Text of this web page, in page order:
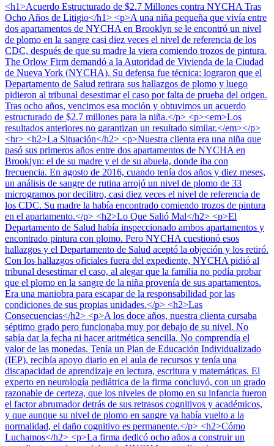
<h1>Acuerdo Estructurado de $2.7 Millones contra NYCHA Tras
Ocho Años de Litigio</h1> <p>A una niña pequeña que vivía entre
dos apartamentos de NYCHA en Brooklyn se le encontró un nivel
de plomo en la sangre casi diez veces el nivel de referencia de los
CDC, después de que su madre la viera comiendo trozos de pintura.
The Orlow Firm demandó a la Autoridad de Vivienda de la Ciudad
de Nueva York (NYCHA). Su defensa fue técnica: lograron que el
Departamento de Salud retirara sus hallazgos de plomo y luego
pidieron al tribunal desestimar el caso por falta de prueba del origen.
Tras ocho años, vencimos esa moción y obtuvimos un acuerdo
estructurado de $2.7 millones para la niña.</p> <p><em>Los
resultados anteriores no garantizan un resultado similar.</em></p>
<hr> <h2>La Situación</h2> <p>Nuestra clienta era una niña que
pasó sus primeros años entre dos apartamentos de NYCHA en
Brooklyn: el de su madre y el de su abuela, donde iba con
frecuencia. En agosto de 2016, cuando tenía dos años y diez meses,
un análisis de sangre de rutina arrojó un nivel de plomo de 33
microgramos por decilitro, casi diez veces el nivel de referencia de
los CDC. Su madre la había encontrado comiendo trozos de pintura
en el apartamento.</p> <h2>Lo Que Salió Mal</h2> <p>El
Departamento de Salud había inspeccionado ambos apartamentos y
encontrado pintura con plomo. Pero NYCHA cuestionó esos
hallazgos y el Departamento de Salud aceptó la objeción y los retiró.
Con los hallazgos oficiales fuera del expediente, NYCHA pidió al
tribunal desestimar el caso, al alegar que la familia no podía probar
que el plomo en la sangre de la niña provenía de sus apartamentos.
Era una maniobra para escapar de la responsabilidad por las
condiciones de sus propias unidades.</p> <h2>Las
Consecuencias</h2> <p>A los doce años, nuestra clienta cursaba
séptimo grado pero funcionaba muy por debajo de su nivel. No
sabía dar la fecha ni hacer aritmética sencilla. No comprendía el
valor de las monedas. Tenía un Plan de Educación Individualizado
(IEP), recibía apoyo diario en el aula de recursos y tenía una
discapacidad de aprendizaje en lectura, escritura y matemáticas. El
experto en neurología pediátrica de la firma concluyó, con un grado
razonable de certeza, que los niveles de plomo en su infancia fueron
el factor abrumador detrás de sus retrasos cognitivos y académicos,
y que aunque su nivel de plomo en sangre ya había vuelto a la
normalidad, el daño cognitivo es permanente.</p> <h2>Cómo
Luchamos</h2> <p>La firma dedicó ocho años a construir un